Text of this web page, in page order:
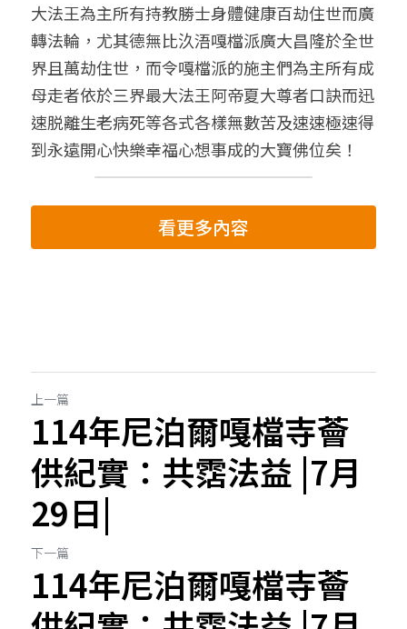
大法王為主所有持教勝士身體健康百劫住世而廣
轉法輪，尤其德無比汣浯嘎檔派廣大昌隆於全世
界且萬劫住世，而令嘎檔派的施主們為主所有成
母走者依於三界最大法王阿帝夏大尊者口訣而迅
速脱離生老病死等各式各樣無數苦及速速極速得
到永遠開心快樂幸福心想事成的大寶佛位矣！
看更多內容
上一篇
114年尼泊爾嘎檔寺薈
供紀實：共霑法益 |7月
29日|
下一篇
114年尼泊爾嘎檔寺薈